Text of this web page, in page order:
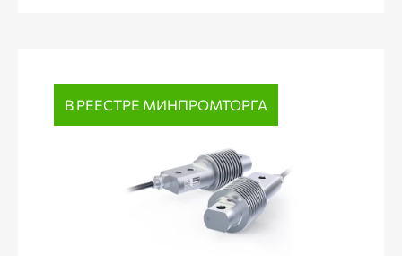
В РЕЕСТРЕ МИНПРОМТОРГА